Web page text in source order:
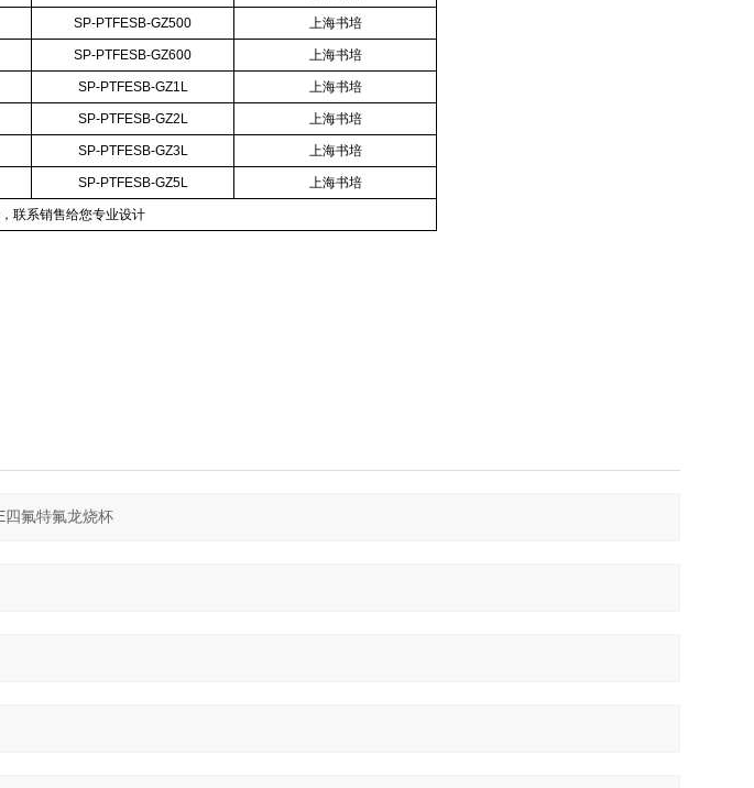
SP-PTFESB-GZ500 上海书培
SP-PTFESB-GZ600 上海书培
SP-PTFESB-GZ1L 上海书培
SP-PTFESB-GZ2L 上海书培
SP-PTFESB-GZ3L 上海书培
SP-PTFESB-GZ5L 上海书培
联系销售给您专业设计